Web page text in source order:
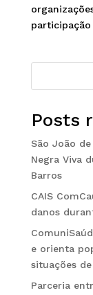
Posts
São João
Negra Viva
Barros
CAIS
danos
e orienta
situações
Parceria